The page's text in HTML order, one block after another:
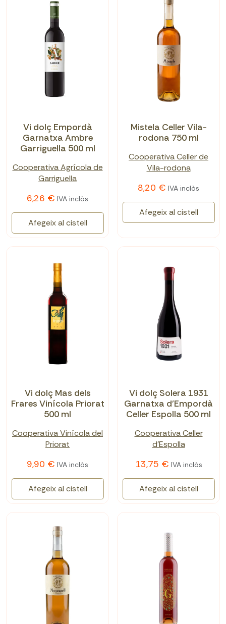
Vi dolç Empordà
Garnatxa Ambre
Garriguella 500 ml
Cooperativa Agrícola de
Garriguella
6,26 € IVA inclòs
Afegeix al cistell
Mistela Celler Vila-
rodona 750 ml
Cooperativa Celler de
Vila-rodona
8,20 € IVA inclòs
Afegeix al cistell
Vi dolç Mas dels
Frares Vinícola Priorat
500 ml
Cooperativa Vinícola del
Priorat
9,90 € IVA inclòs
Afegeix al cistell
Vi dolç Solera 1931
Garnatxa d'Empordà
Celler Espolla 500 ml
Cooperativa Celler
d'Espolla
13,75 € IVA inclòs
Afegeix al cistell